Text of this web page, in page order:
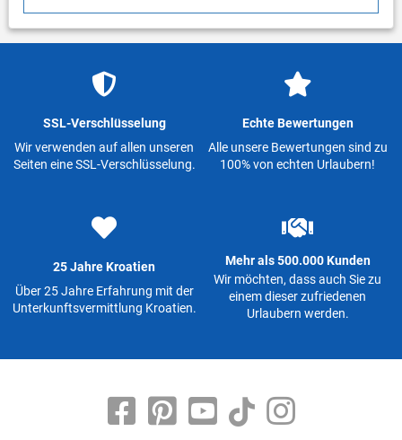
SSL-Verschlüsselung
Wir verwenden auf allen unseren
Seiten eine SSL-Verschlüsselung.
Echte Bewertungen
Alle unsere Bewertungen sind zu
100% von echten Urlaubern!
25 Jahre Kroatien
Über 25 Jahre Erfahrung mit der
Unterkunftsvermittlung Kroatien.
Mehr als 500.000 Kunden
Wir möchten, dass auch Sie zu
einem dieser zufriedenen
Urlaubern werden.